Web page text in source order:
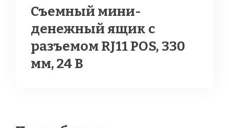
Съемный мини-
денежный ящик с
разъемом RJ11 POS, 330
мм, 24 В